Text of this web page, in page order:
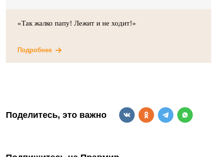
«Так жалко папу! Лежит и не ходит!»
Подробнее
Поделитесь, это важно